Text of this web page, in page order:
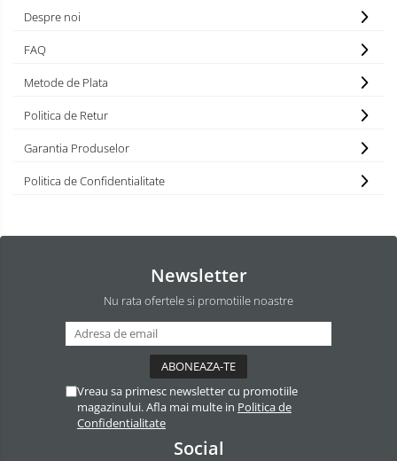
Despre noi
FAQ
Metode de Plata
Politica de Retur
Garantia Produselor
Politica de Confidentialitate
Newsletter
Nu rata ofertele si promotiile noastre
Vreau sa primesc newsletter cu promotiile
magazinului. Afla mai multe in Politica de
Confidentialitate
Social